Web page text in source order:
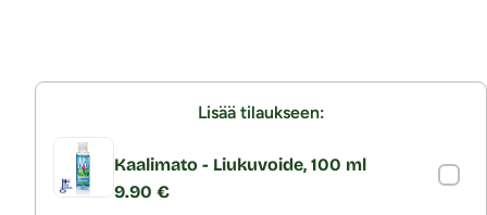
Lisää tilaukseen:
Kaalimato - Liukuvoide, 100 ml
9.90 €